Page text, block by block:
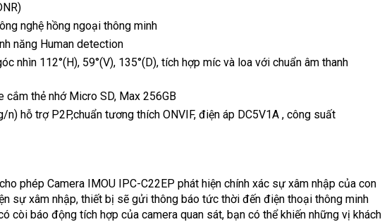
nghệ hồng ngoại thông minh
năng Human detection
nhìn 112°(H), 59°(V), 135°(D), tích hợp míc và loa với chuẩn âm thanh
cắm thẻ nhớ Micro SD, Max 256GB
hỗ trợ P2P,chuẩn tương thích ONVIF, điện áp DC5V1A , công suất
phép Camera IMOU IPC-C22EP phát hiện chính xác sự xâm nhập của con
sự xâm nhập, thiết bị sẽ gửi thông báo tức thời đến điện thoại thông minh
còi báo động tích hợp của camera quan sát, bạn có thể khiến những vị khách